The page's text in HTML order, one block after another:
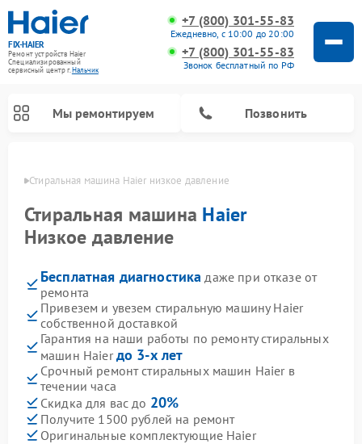
FIX-HAIER
Ремонт устройств Haier
Специализированный
cервисный центр г.Нальчик
+7 (800) 301-55-83
Ежедневно, с 10:00 до 20:00
+7 (800) 301-55-83
Звонок бесплатный по РФ
Мы ремонтируем Позвонить
Стиральная машина Haier низкое давление
Стиральная машина Haier
Низкое давление
Бесплатная диагностика даже при отказе от
ремонта
Привезем и увезем стиральную машину Haier
собственной доставкой
Гарантия на наши работы по ремонту стиральных
машин Haierдо 3-х лет
Срочный ремонт стиральных машин Haier в
течении часа
Скидка для вас до 20%
Получите 1500 рублей на ремонт
Оригинальные комплектующие Haier